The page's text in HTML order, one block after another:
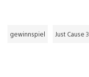
gewinnspiel Just Cause 3